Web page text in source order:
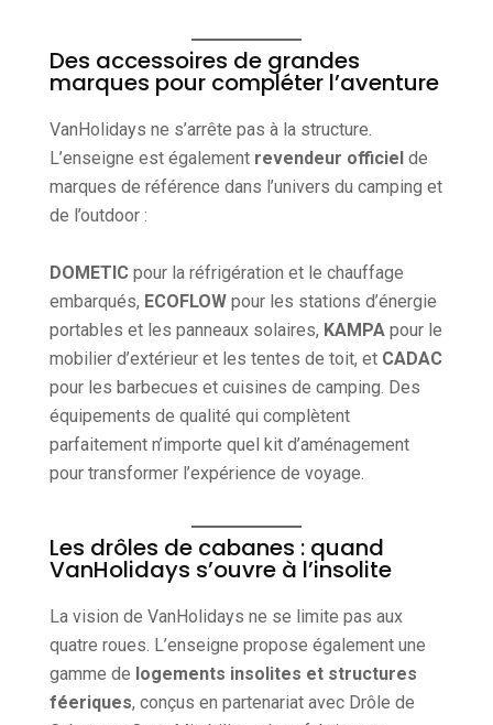
Des accessoires de grandes
marques pour compléter l’aventure
VanHolidays ne s’arrête pas à la structure.
L’enseigne est également revendeur officielde
marques de référence dans l’univers du camping et
de l’outdoor :
DOMETICpour la réfrigération et le chauffage
embarqués, ECOFLOWpour les stations d’énergie
portables et les panneaux solaires, KAMPApour le
mobilier d’extérieur et les tentes de toit, et CADAC
pour les barbecues et cuisines de camping. Des
équipements de qualité qui complètent
parfaitement n’importe quel kit d’aménagement
pour transformer l’expérience de voyage.
Les drôles de cabanes : quand
VanHolidays s’ouvre à l’insolite
La vision de VanHolidays ne se limite pas aux
quatre roues. L’enseigne propose également une
gamme de logements insolites et structures
féeriques, conçus en partenariat avec Drôle de